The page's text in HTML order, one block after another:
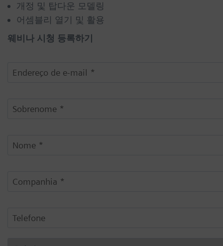
개정 및 탑다운 모델링
어셈블리 열기 및 활용
웨비나 시청 등록하기